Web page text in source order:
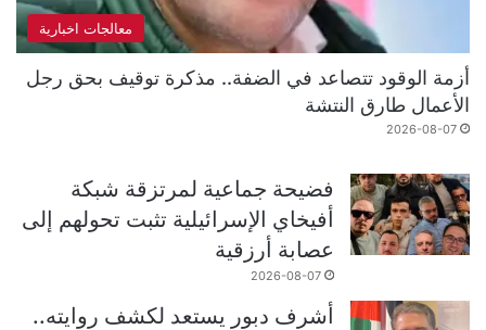
معالجات اخبارية
أزمة الوقود تتصاعد في الضفة.. مذكرة توقيف بحق رجل
الأعمال طارق النتشة
2026-08-07
فضيحة جماعية لمرتزقة شبكة
أفيخاي الإسرائيلية تثبت تحولهم إلى
عصابة أرزقية
2026-08-07
أشرف دبور يستعد لكشف روايته..